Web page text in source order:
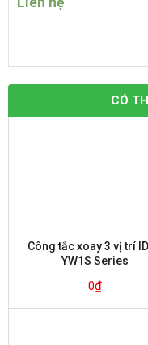
CÓ
Công tắc xoay 3 vị trí
YW1S Series
0₫